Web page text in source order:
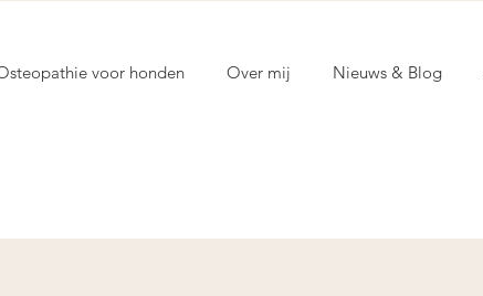
voor honden Over mij Nieuws & Blog